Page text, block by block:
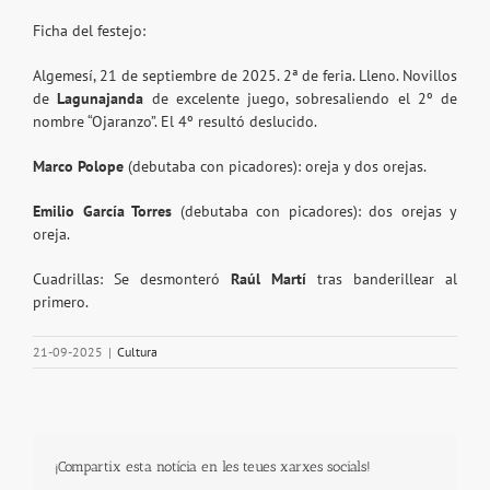
Ficha del festejo:
Algemesí, 21 de septiembre de 2025. 2ª de feria. Lleno. Novillos
deLagunajanda de excelente juego, sobresaliendo el 2º de
nombre “Ojaranzo”. El 4º resultó deslucido.
Marco Polope (debutaba con picadores): oreja y dos orejas.
Emilio García Torres (debutaba con picadores): dos orejas y
oreja.
Cuadrillas: Se desmonteró Raúl Martí tras banderillear al
primero.
21-09-2025 | Cultura
¡Compartix esta notícia en les teues xarxes socials!